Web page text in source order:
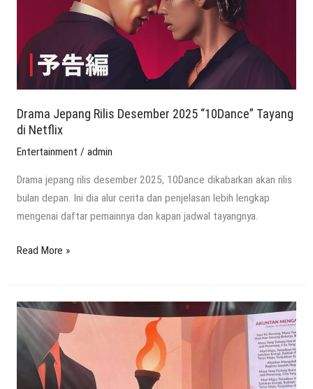
Drama Jepang Rilis Desember 2025 “10Dance” Tayang
di Netflix
Entertainment / admin
Drama jepang rilis desember 2025, 10Dance dikabarkan akan rilis
bulan depan. Ini dia alur cerita dan penjelasan lebih lengkap
mengenai daftar pemainnya dan kapan jadwal tayangnya.
“10Dance”
Tayang
di
Netflix
Read More »
Melodi
Konser
Kebangsaan
Orkestra
Merah